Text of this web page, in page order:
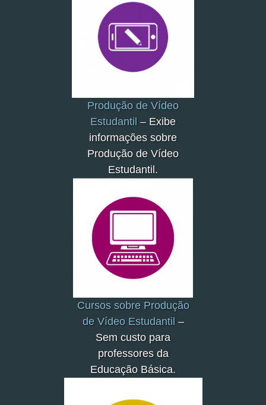
Produção de Vídeo
Estudantil – Exibe
informações sobre
Produção de Vídeo
Estudantil.
Cursos sobre Produção
de Vídeo Estudantil –
Sem custo para
professores da
Educação Básica.